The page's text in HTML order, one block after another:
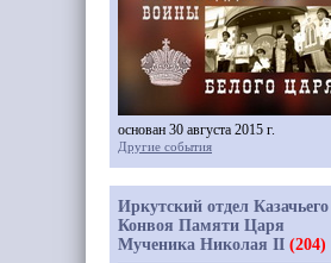
основан 30 августа 2015 г.
Другие события
Иркутский отдел Казачьего
Конвоя Памяти Царя
Мученика Николая II (204)